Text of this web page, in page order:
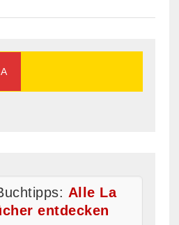
Alle La
entdecken